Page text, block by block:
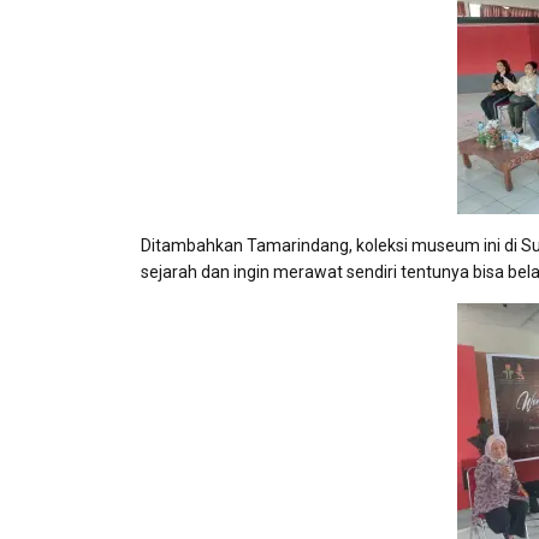
Ditambahkan Tamarindang, koleksi museum ini di
sejarah dan ingin merawat sendiri tentunya bisa